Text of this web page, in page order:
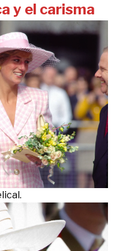
y el carisma